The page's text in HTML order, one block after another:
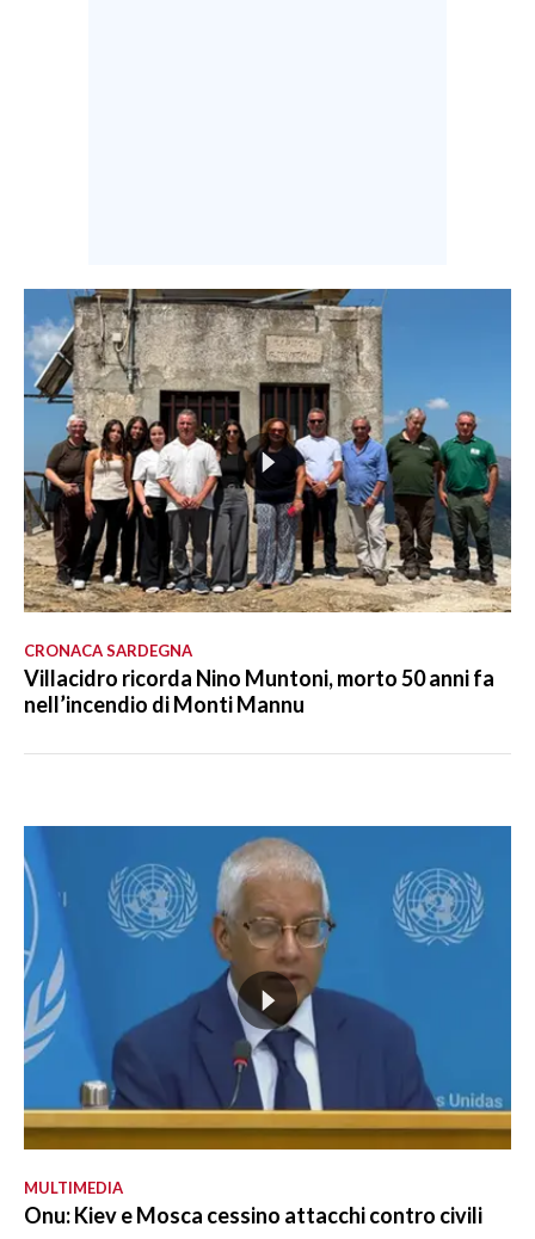
CRONACA SARDEGNA
Villacidro ricorda Nino Muntoni, morto 50 anni fa
nell’incendio di Monti Mannu
MULTIMEDIA
Onu: Kiev e Mosca cessino attacchi contro civili